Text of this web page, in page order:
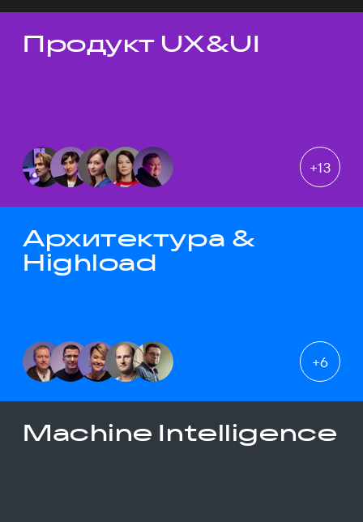
Темы докладов
Продукт UX&UI
+13
Архитектура &
Highload
+6
Machine Intelligence